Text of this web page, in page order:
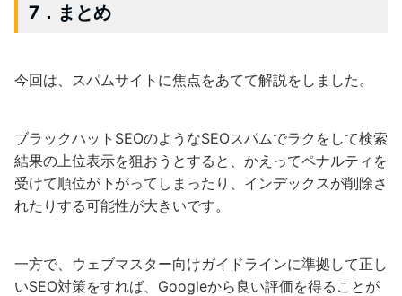
7．まとめ
今回は、スパムサイトに焦点をあてて解説をしました。
ブラックハットSEOのようなSEOスパムでラクをして検索
結果の上位表示を狙おうとすると、かえってペナルティを
受けて順位が下がってしまったり、インデックスが削除さ
れたりする可能性が大きいです。
一方で、ウェブマスター向けガイドラインに準拠して正し
いSEO対策をすれば、Googleから良い評価を得ることが